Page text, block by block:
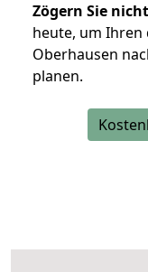
Zögern Sie nicht
heute, um
Oberhausen
planen.